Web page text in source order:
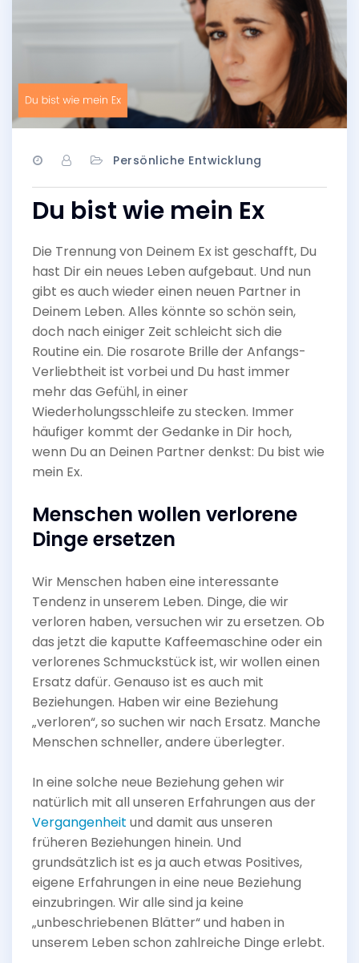
Persönliche Entwicklung
Du bist wie mein Ex
Die Trennung von Deinem Ex ist geschafft, Du
hast Dir ein neues Leben aufgebaut. Und nun
gibt es auch wieder einen neuen Partner in
Deinem Leben. Alles könnte so schön sein,
doch nach einiger Zeit schleicht sich die
Routine ein. Die rosarote Brille der Anfangs-
Verliebtheit ist vorbei und Du hast immer
mehr das Gefühl, in einer
Wiederholungsschleife zu stecken. Immer
häufiger kommt der Gedanke in Dir hoch,
wenn Du an Deinen Partner denkst: Du bist wie
mein Ex.
Menschen wollen verlorene
Dinge ersetzen
Wir Menschen haben eine interessante
Tendenz in unserem Leben. Dinge, die wir
verloren haben, versuchen wir zu ersetzen. Ob
das jetzt die kaputte Kaffeemaschine oder ein
verlorenes Schmuckstück ist, wir wollen einen
Ersatz dafür. Genauso ist es auch mit
Beziehungen. Haben wir eine Beziehung
„verloren“, so suchen wir nach Ersatz. Manche
Menschen schneller, andere überlegter.
In eine solche neue Beziehung gehen wir
natürlich mit all unseren Erfahrungen aus der
Vergangenheit und damit aus unseren
früheren Beziehungen hinein. Und
grundsätzlich ist es ja auch etwas Positives,
eigene Erfahrungen in eine neue Beziehung
einzubringen. Wir alle sind ja keine
„unbeschriebenen Blätter“ und haben in
unserem Leben schon zahlreiche Dinge erlebt.